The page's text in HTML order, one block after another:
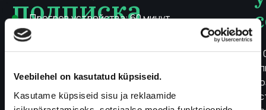
Veebilehel on kasutatud küpsiseid.
Kasutame küpsiseid sisu ja reklaamide
подписка
на
2
Прогрев устройства: 60 минут
Самый маленький CGM на рынке: 2,16 г, диаметр
22 мм
Водонепроницаемость: IP68
С